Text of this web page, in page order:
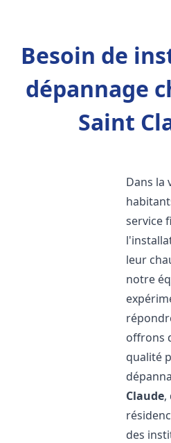
Besoin de
dépannage
Saint
Dans la
service
leur
notre
offrons
qualité
Claude,
des